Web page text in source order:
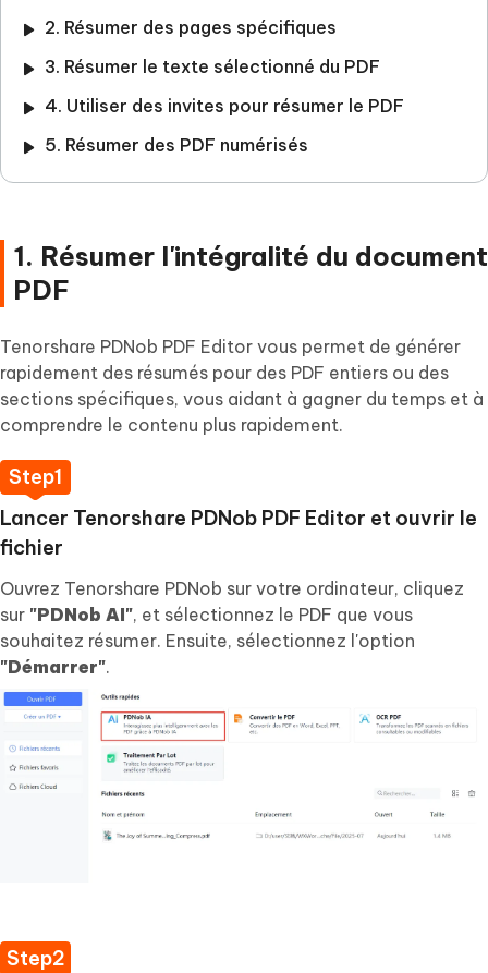
2. Résumer des pages spécifiques
3. Résumer le texte sélectionné du PDF
4. Utiliser des invites pour résumer le PDF
5. Résumer des PDF numérisés
1. Résumer l'intégralité du document
PDF
Tenorshare PDNob PDF Editor vous permet de générer
rapidement des résumés pour des PDF entiers ou des
sections spécifiques, vous aidant à gagner du temps et à
comprendre le contenu plus rapidement.
Lancer Tenorshare PDNob PDF Editor et ouvrir le
fichier
Ouvrez Tenorshare PDNob sur votre ordinateur, cliquez
sur "PDNob AI", et sélectionnez le PDF que vous
souhaitez résumer. Ensuite, sélectionnez l'option
"Démarrer".